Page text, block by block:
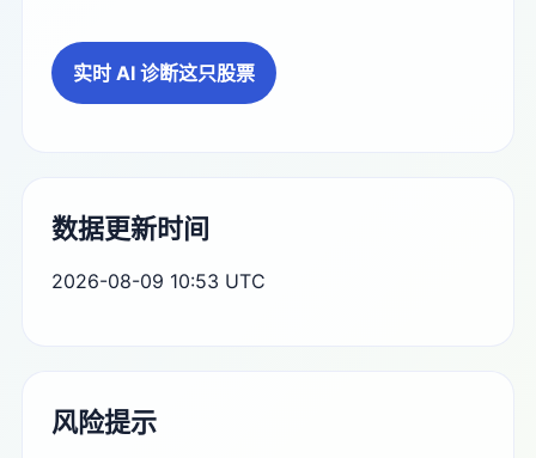
实时 AI 诊断这只股票
数据更新时间
2026-08-09 10:53 UTC
风险提示